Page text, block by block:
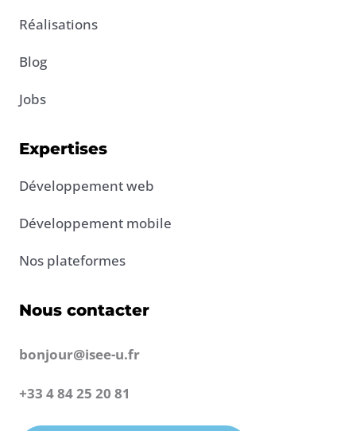
-
n
Réalisations
Blog
Jobs
Expertises
Développement web
Développement mobile
Nos plateformes
Nous contacter
bonjour@isee-u.fr
+33 4 84 25 20 81